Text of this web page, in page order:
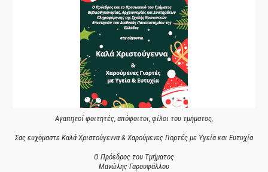
Αγαπητοί φοιτητές, απόφοιτοι, φίλοι του τμήματος,
Σας ευχόμαστε Καλά Χριστούγεννα & Χαρούμενες Γιορτές με Υγεία και Ευτυχία
Ο Πρόεδρος του Τμήματος
Μανώλης Γαρουφάλλου